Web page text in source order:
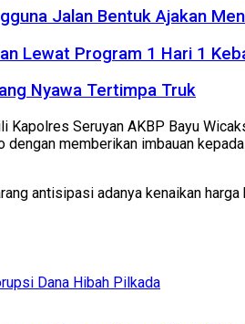
Jalan Bentuk Ajakan
Lewat Program 1 Hari 1
Nyawa Tertimpa Truk
Seruyan AKBP Bayu
memberikan imbauan
antisipasi adanya kenaikan